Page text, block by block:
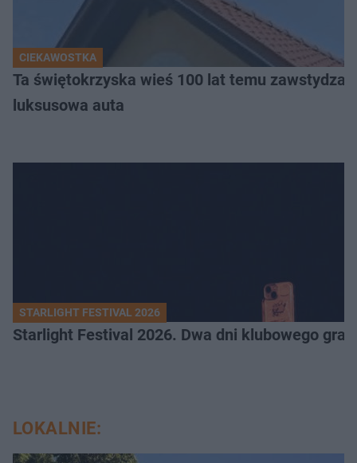
CIEKAWOSTKA
Ta świętokrzyska wieś 100 lat temu
luksusowa auta
STARLIGHT FESTIVAL 2026
Starlight Festival 2026. Dwa dni klubowego
LOKALNIE: